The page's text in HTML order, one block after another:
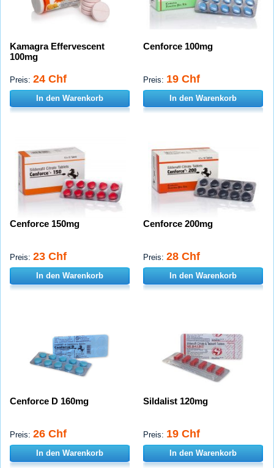
Kamagra Effervescent
100mg
Preis: 24 Chf
In den Warenkorb
Cenforce 100mg
Preis: 19 Chf
In den Warenkorb
Cenforce 150mg
Preis: 23 Chf
In den Warenkorb
Cenforce 200mg
Preis: 28 Chf
In den Warenkorb
Cenforce D 160mg
Preis: 26 Chf
In den Warenkorb
Sildalist 120mg
Preis: 19 Chf
In den Warenkorb